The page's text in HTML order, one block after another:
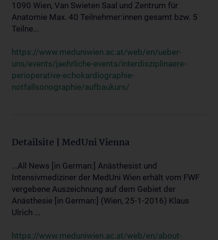
1090 Wien, Van Swieten Saal und Zentrum für
Anatomie Max. 40 Teilnehmer:innen gesamt bzw. 5
Teilne...
https://www.meduniwien.ac.at/web/en/ueber-
uns/events/jaehrliche-events/interdisziplinaere-
perioperative-echokardiographie-
notfallsonographie/aufbaukurs/
Detailsite | MedUni Vienna
...All News [in German:] Anästhesist und
Intensivmediziner der MedUni Wien erhält vom FWF
vergebene Auszeichnung auf dem Gebiet der
Anästhesie [in German:] (Wien, 25-1-2016) Klaus
Ulrich ...
https://www.meduniwien.ac.at/web/en/about-